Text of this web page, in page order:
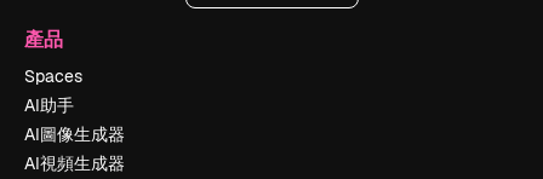
產品
Spaces
AI助手
AI圖像生成器
AI視頻生成器